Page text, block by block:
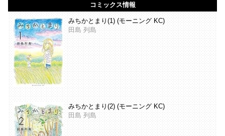
コミックス情報
みちかとまり(1) (モーニング KC)
田島 列島
みちかとまり(2) (モーニング KC)
田島 列島